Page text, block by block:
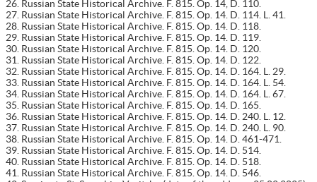
Russian State Historical Archive. F. 815. Op. 14, D. 110.
Russian State Historical Archive. F. 815. Op. 14. D. 114. L. 41.
Russian State Historical Archive. F. 815. Op. 14. D. 118.
Russian State Historical Archive. F. 815. Op. 14. D. 119.
Russian State Historical Archive. F. 815. Op. 14. D. 120.
Russian State Historical Archive. F. 815. Op. 14. D. 122.
Russian State Historical Archive. F. 815. Op. 14. D. 164. L. 29.
Russian State Historical Archive. F. 815. Op. 14. D. 164. L. 54.
Russian State Historical Archive. F. 815. Op. 14. D. 164. L. 67.
Russian State Historical Archive. F. 815. Op. 14. D. 165.
Russian State Historical Archive. F. 815. Op. 14. D. 240. L. 12.
Russian State Historical Archive. F. 815. Op. 14. D. 240. L. 90.
Russian State Historical Archive. F. 815. Op. 14. D. 461-471.
Russian State Historical Archive. F. 815. Op. 14. D. 514.
Russian State Historical Archive. F. 815. Op. 14. D. 518.
Russian State Historical Archive. F. 815. Op. 14. D. 546.